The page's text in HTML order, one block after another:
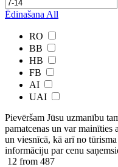
Ēdinašana All
RO
BB
HB
FB
AI
UAI
Pievēršam Jūsu uzmanību
pamatcenas un var mainīties
un viesnīcā, kā arī no
informāciju par cenu
12 from 487